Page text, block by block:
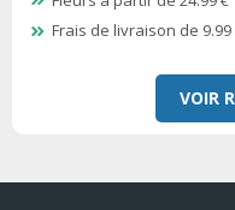
Frais de livraison de 9.99
VOIR